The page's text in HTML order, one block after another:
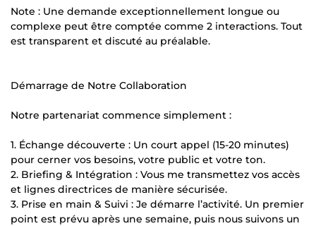
Note : Une demande exceptionnellement longue ou
complexe peut être comptée comme 2 interactions. Tout
est transparent et discuté au préalable.
Démarrage de Notre Collaboration
Notre partenariat commence simplement :
1. Échange découverte : Un court appel (15-20 minutes)
pour cerner vos besoins, votre public et votre ton.
2. Briefing & Intégration : Vous me transmettez vos accès
et lignes directrices de manière sécurisée.
3. Prise en main & Suivi : Je démarre l’activité. Un premier
point est prévu après une semaine, puis nous suivons un